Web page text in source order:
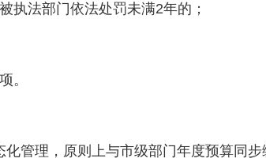
执法部门依法处罚未满2年的；
。
管理，原则上与市级部门年度预算同